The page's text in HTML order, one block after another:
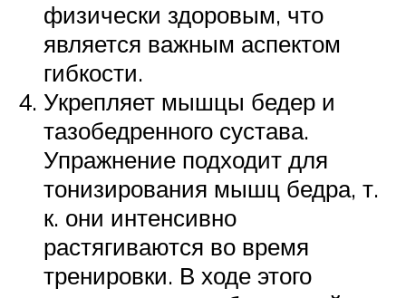
физически здоровым, что
является важным аспектом
гибкости.
Укрепляет мышцы бедер и
тазобедренного сустава.
Упражнение подходит для
тонизирования мышц бедра, т.
к. они интенсивно
растягиваются во время
тренировки. В ходе этого